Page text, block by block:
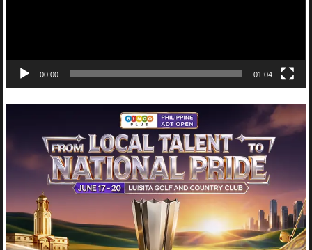
00:00 01:04